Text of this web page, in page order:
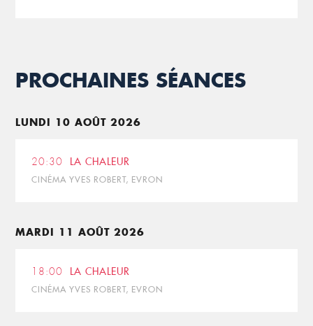
PROCHAINES SÉANCES
LUNDI 10 AOÛT 2026
20:30 LA CHALEUR
CINÉMA YVES ROBERT, EVRON
MARDI 11 AOÛT 2026
18:00 LA CHALEUR
CINÉMA YVES ROBERT, EVRON